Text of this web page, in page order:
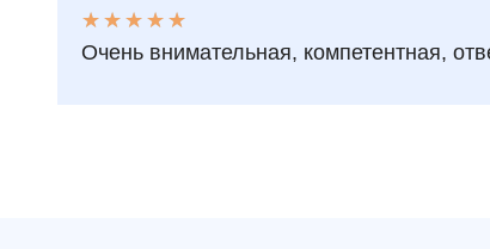
★
★
★
★
★
★ ★ ★ ★ ★
Очень внимательная, компетентная,